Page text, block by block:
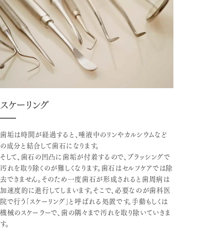
スケーリング
歯垢は時間が経過すると、唾液中のリンやカルシウムなど
の成分と結合して歯石になります。
そして、歯石の凹凸に歯垢が付着するので、ブラッシングで
汚れを取り除くのが難しくなります。歯石はセルフケアでは除
去できません。そのため一度歯石が形成されると歯周病は
加速度的に進行してしまいます。そこで、必要なのが歯科医
院で行う「スケーリング」と呼ばれる処置です。手動もしくは
機械のスケーラーで、歯の隅々まで汚れを取り除いていきま
す。